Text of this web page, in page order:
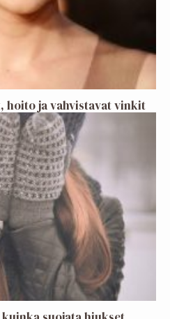
hoito ja vahvistavat vinkit